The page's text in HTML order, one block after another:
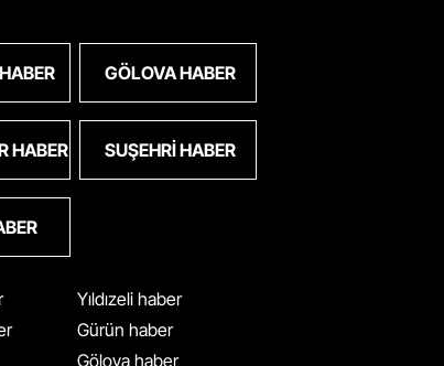
GÖLOVA HABER
HABER SUŞEHRI HABER
Yıldızeli haber
Gürün haber
Gölova haber